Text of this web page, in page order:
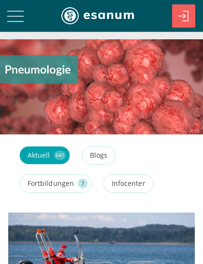
Aktuell 641 Blogs
Fortbildungen 7 Infocenter